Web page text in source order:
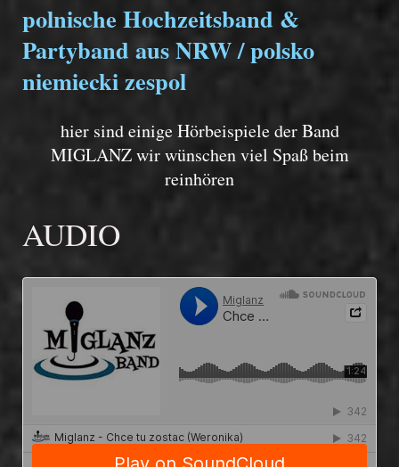
polnische Hochzeitsband &
Partyband aus NRW / polsko
niemiecki zespol
hier sind einige Hörbeispiele der Band
MIGLANZ wir wünschen viel Spaß beim
reinhören
AUDIO